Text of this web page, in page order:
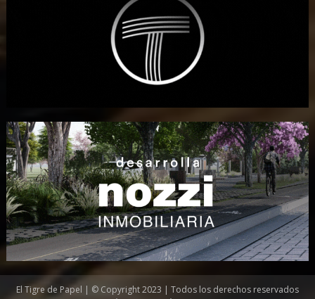
El Tigre de Papel | © Copyright 2023 | Todos los derechos reservados